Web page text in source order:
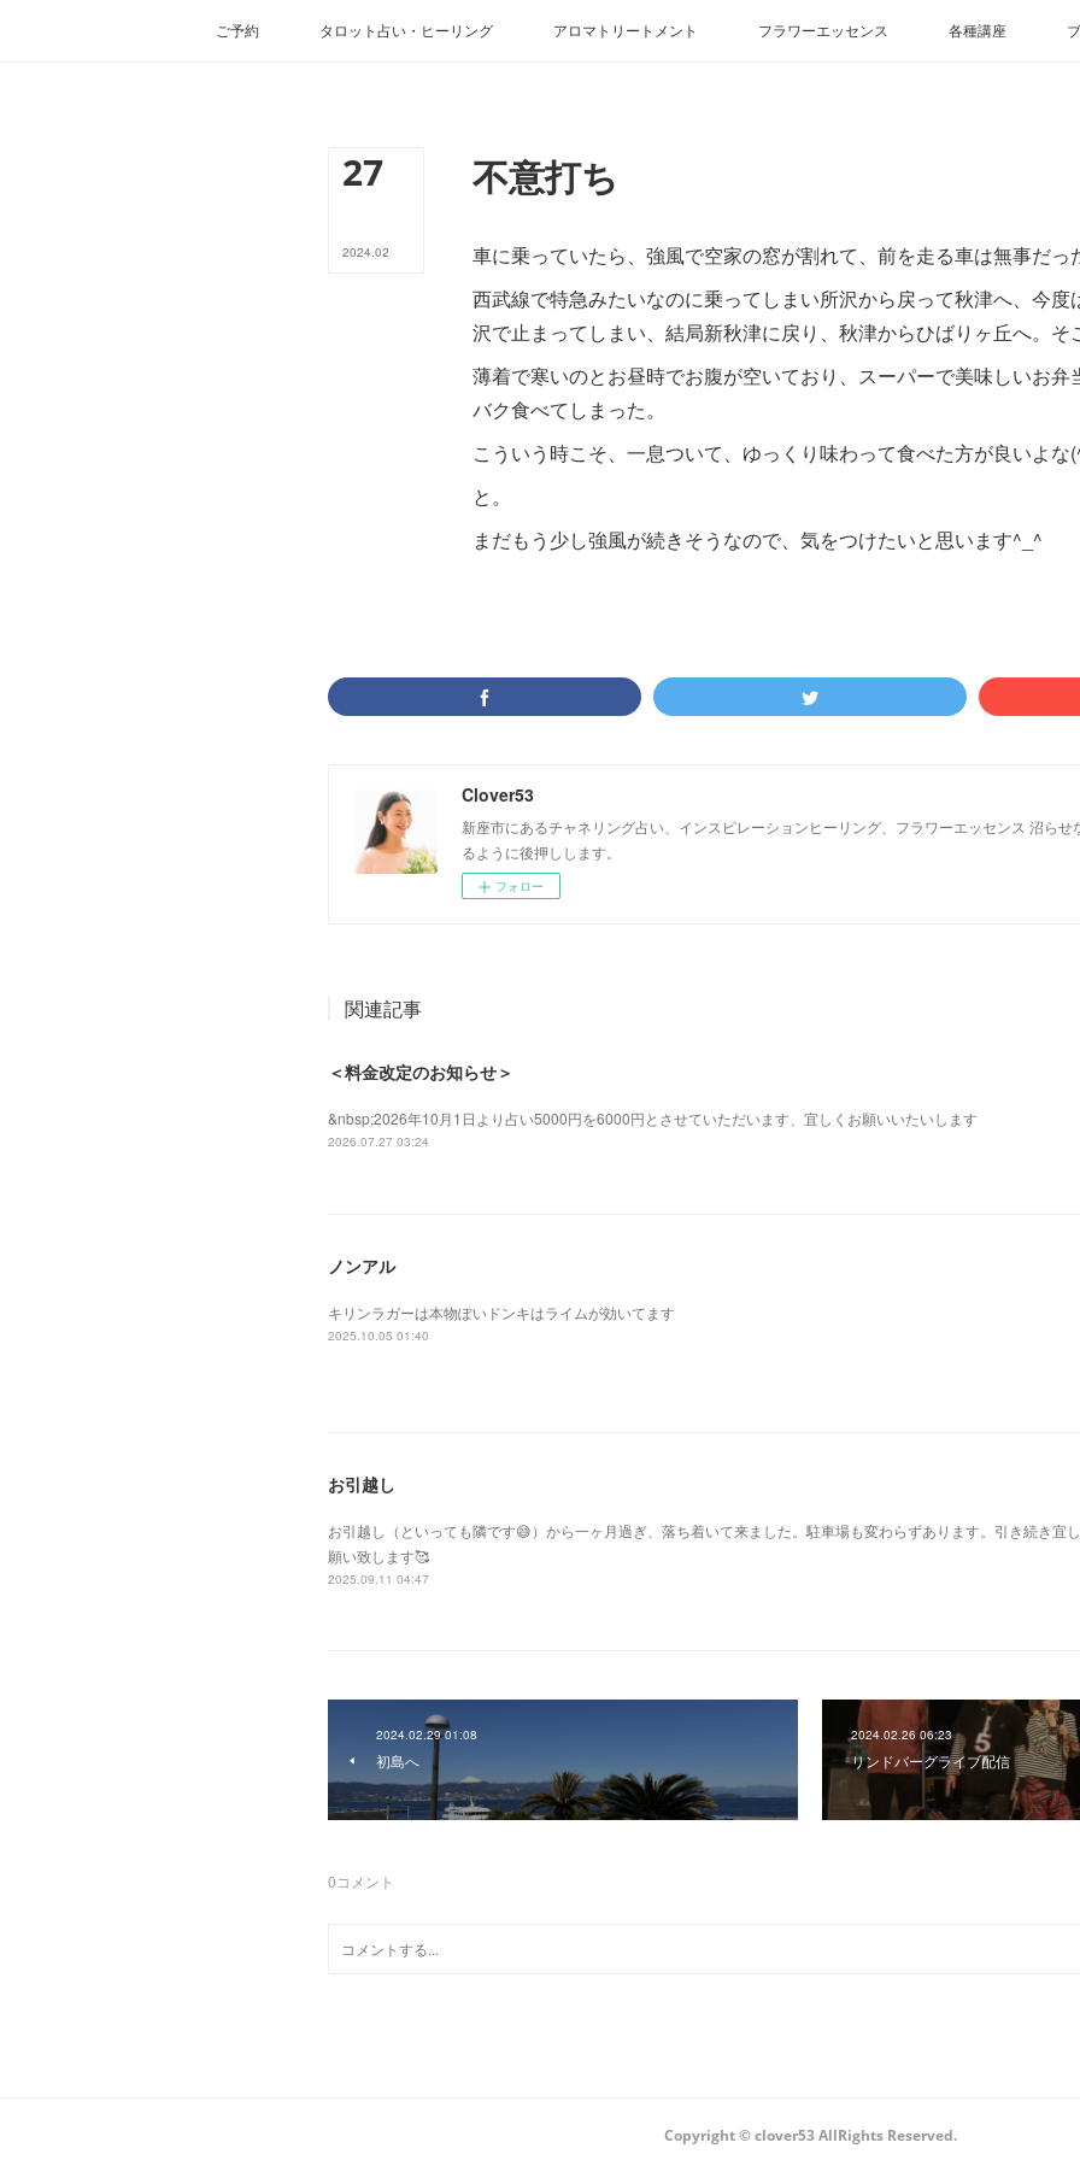
ご予約 タロット占い・ヒーリング アロマトリートメント フラワーエッセンス 各種講座
27
2024.02
不意打ち
車に乗っていたら、強風で空家の窓が割れて、前を走る車は無事だっ
西武線で特急みたいなのに乗ってしまい所沢から戻って秋津へ、今度
沢で止まってしまい、結局新秋津に戻り、秋津からひばりヶ丘へ。そ
薄着で寒いのとお昼時でお腹が空いており、スーパーで美味しいお弁
バク食べてしまった。
こういう時こそ、一息ついて、ゆっくり味わって食べた方が良いよ
と。
まだもう少し強風が続きそうなので、気をつけたいと思います^_^
Clover53
新座市にあるチャネリング占い、インスピレーションヒーリング、フラワーエッセンス 沼ら
るように後押しします。
フォロー
関連記事
＜料金改定のお知らせ＞
&nbsp;2026年10月1日より占い5000円を6000円とさせていただいます、宜しくお願いいたいします
2026.07.27 03:24
ノンアル
キリンラガーは本物ぽいドンキはライムが効いてます
2025.10.05 01:40
お引越し
お引越し（といっても隣です😅）から一ヶ月過ぎ、落ち着いて来ました。駐車場も変わらずあります。引き続き宜
願い致します🥰
2025.09.11 04:47
2024.02.29 01:08
初島へ
2024.02.26 06:23
リンドバーグライブ配信
0コメント
Copyright ©︎ clover53 AllRights Reserved.